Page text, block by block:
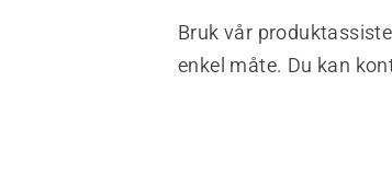
Bruk vår
enkel måte. Du kan